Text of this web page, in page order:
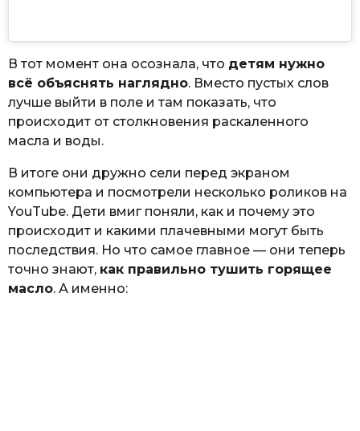
В тот момент она осознала, что детям нужно
всё объяснять наглядно. Вместо пустых слов
лучше выйти в поле и там показать, что
происходит от столкновения раскаленного
масла и воды.
В итоге они дружно сели перед экраном
компьютера и посмотрели несколько роликов на
YouTube. Дети вмиг поняли, как и почему это
происходит и какими плачевными могут быть
последствия. Но что самое главное — они теперь
точно знают, как правильно тушить горящее
масло. А именно: